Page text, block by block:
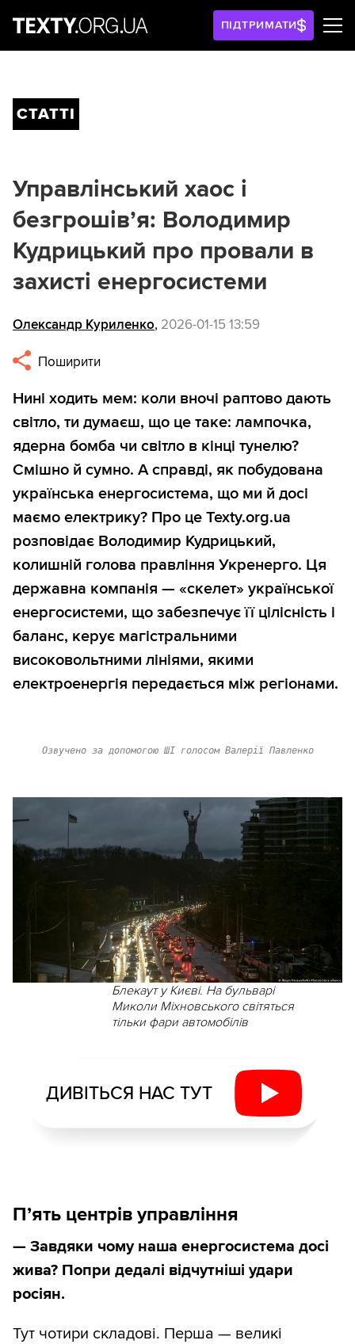
ПІДТРИМАТИ
СТАТТІ
Управлінський хаос і
безгрошів’я: Володимир
Кудрицький про провали в
захисті енергосистеми
Олександр Куриленко, 2026-01-15 13:59
Поширити
Нині ходить мем: коли вночі раптово дають
світло, ти думаєш, що це таке: лампочка,
ядерна бомба чи світло в кінці тунелю?
Смішно й сумно. А справді, як побудована
українська енергосистема, що ми й досі
маємо електрику? Про це Texty.org.ua
розповідає Володимир Кудрицький,
колишній голова правління Укренерго. Ця
державна компанія — «скелет» української
енергосистеми, що забезпечує її цілісність і
баланс, керує магістральними
високовольтними лініями, якими
електроенергія передається між регіонами.
Озвучено за допомогою ШІ голосом Валерії Павленко
Блекаут у Києві. На бульварі
Миколи Міхновського світяться
тільки фари автомобілів
ДИВІТЬСЯ НАС ТУТ
П’ять центрів управління
— Завдяки чому наша енергосистема досі
жива? Попри дедалі відчутніші удари
росіян.
Тут чотири складові. Перша — великі